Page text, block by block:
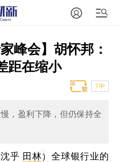
峰会】胡怀邦：
距在缩小
T中
，盈利下降，但仍保持全
乎 田林）全球银行业的